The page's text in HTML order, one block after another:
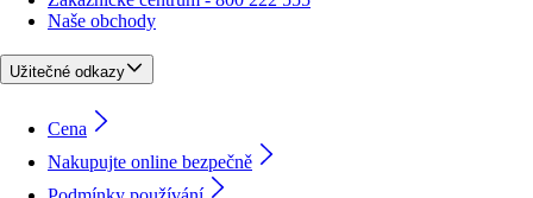
Naše obchody
Užitečné odkazy
Cena
Nakupujte online bezpečně